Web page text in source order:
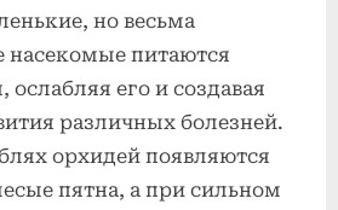
но весьма
насекомые питаются
ослабляя его и создавая
различных болезней.
орхидей появляются
пятна, а при сильном